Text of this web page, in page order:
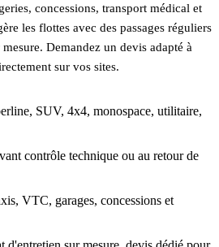
concessions, transport médical et
les flottes avec des passages réguliers
Demandez un devis adapté à
sur vos sites.
SUV, 4x4, monospace, utilitaire,
contrôle technique ou au retour de
VTC, garages, concessions et